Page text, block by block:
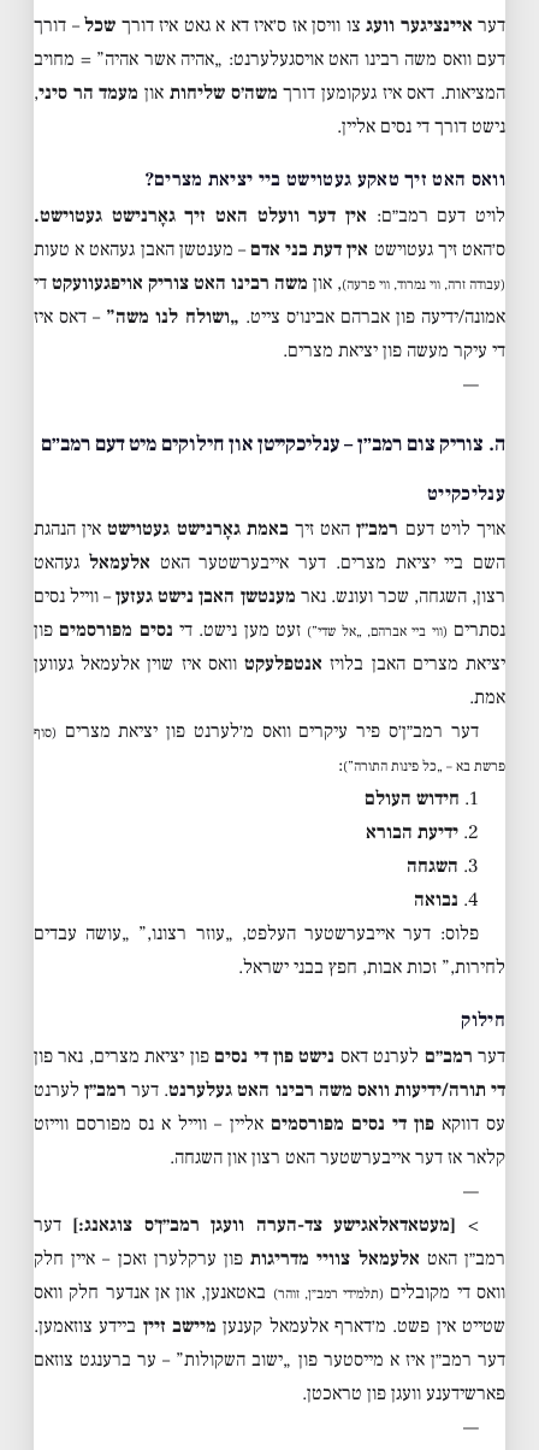
דער איינציגער וועג צו וויסן אז ס׳איז דא א גאט איז דורך שכל – דורך
דעם וואס משה רבינו האט אויסגעלערנט: „אהיה אשר אהיה” = מחויב
המציאות. דאס איז געקומען דורך משה׳ס שליחות און מעמד הר סיני,
נישט דורך די נסים אליין.
וואס האט זיך טאקע געטוישט ביי יציאת מצרים?
לויט דעם רמב״ם: אין דער וועלט האט זיך גאָרנישט געטוישט.
ס׳האט זיך געטוישט אין דעת בני אדם – מענטשן האבן געהאט א טעות
(עבודה זרה, ווי נמרוד, ווי פרעה), און משה רבינו האט צוריק אויפגעוועקט די
אמונה/ידיעה פון אברהם אבינו׳ס צייט. „ושולח לנו משה” – דאס איז
די עיקר מעשה פון יציאת מצרים.
—
ה. צוריק צום רמב״ן – ענליכקייטן און חילוקים מיט דעם רמב״ם
ענליכקייט
אויך לויט דעם רמב״ןהאט זיךבאמת גאָרנישט געטוישטאין הנהגת
השם ביי יציאת מצרים. דער אייבערשטער האט אלעמאל געהאט
רצון, השגחה, שכר ועונש. נאר מענטשן האבן נישט געזען– ווייל נסים
נסתרים (ווי ביי אברהם, „אל שדי”) זעט מען נישט. די נסים מפורסמיםפון
יציאת מצרים האבן בלויז אנטפלעקטוואס איז שוין אלעמאל געווען
אמת.
דער רמב״ן׳ס פיר עיקרים וואס מ׳לערנט פון יציאת מצרים (סוף
פרשת בא – „כל פינות התורה”):
1. חידוש העולם
2. ידיעת הבורא
3. השגחה
4. נבואה
פלוס: דער אייבערשטער העלפט, „עוזר רצונו,” „עושה עבדים
לחירות,” זכות אבות, חפץ בבני ישראל.
חילוק
דער רמב״ם לערנט דאס נישט פון די נסיםפון יציאת מצרים, נאר פון
די תורה/ידיעות וואס משה רבינו האט געלערנט. דער רמב״ןלערנט
עס דווקאפון די נסים מפורסמים אליין – ווייל א נס מפורסם ווייזט
קלאר אז דער אייבערשטער האט רצון און השגחה.
—
> [מעטאדאלאגישע צד-הערה וועגן רמב״ן׳ס צוגאנג:] דער
רמב״ן האט אלעמאל צוויי מדריגותפון ערקלערן זאכן – איין חלק
וואס די מקובלים (תלמידי רמב״ן, זוהר) באטאנען, און אן אנדער חלק וואס
שטייט אין פשט. מ׳דארף אלעמאל קענען מיישב זיין ביידע צוזאמען.
דער רמב״ן איז א מייסטער פון „ישוב השקולות” – ער ברענגט צוזאם
פארשידענע וועגן פון טראכטן.
—